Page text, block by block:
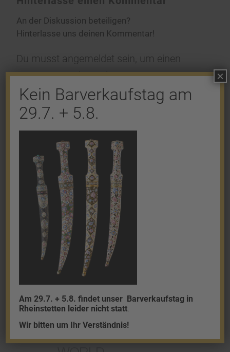
An der Diskussion beteiligen?
Hinterlasse uns deinen Kommentar!
Du musst angemeldet sein, um einen
Kommentar abzugeben.
Shop
Gold
Granalien
Palladium
Kein Barverkaufstag am
29.7. + 5.8.
Am 29.7. + 5.8. findet unser Barverkaufstag in
Rheinstetten leider nicht statt
Wir bitten um Ihr Verständnis!
×